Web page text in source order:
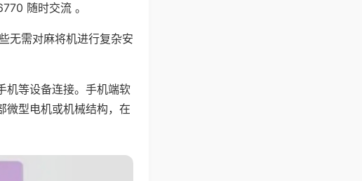
随时交流 。
无需对麻将机进行复杂安
机等设备连接。手机端软
微型电机或机械结构，在